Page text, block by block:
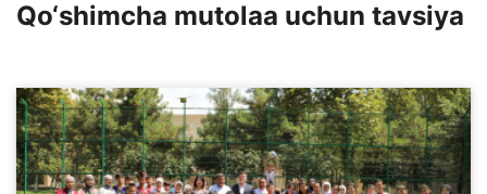
Qo‘shimcha mutolaa uchun tavsiya